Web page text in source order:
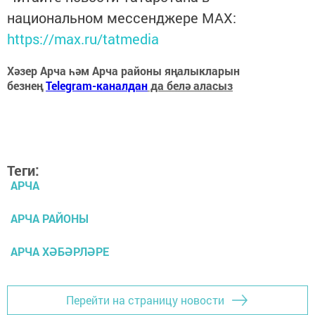
национальном мессенджере MАХ:
https://max.ru/tatmedia
Хәзер Арча һәм Арча районы яңалыкларын
безнеңTelegram-каналданда белә аласыз
Теги:
АРЧА
АРЧА РАЙОНЫ
АРЧА ХӘБӘРЛӘРЕ
Перейти на страницу новости